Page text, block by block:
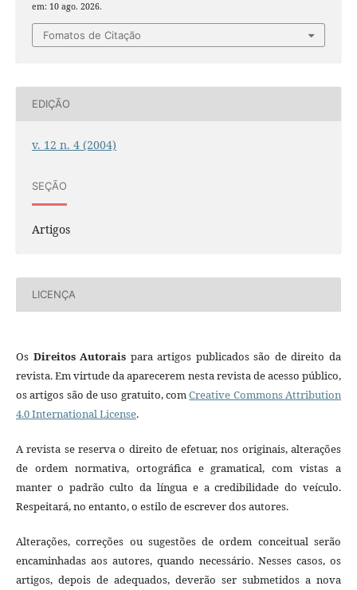
em: 10 ago. 2026.
Fomatos de Citação
EDIÇÃO
v. 12 n. 4 (2004)
SEÇÃO
Artigos
LICENÇA
Os Direitos Autorais para artigos publicados são de direito da
revista. Em virtude da aparecerem nesta revista de acesso público,
os artigos são de uso gratuito, comCreative Commons Attribution
4.0 International License.
A revista se reserva o direito de efetuar, nos originais, alterações
de ordem normativa, ortográfica e gramatical, com vistas a
manter o padrão culto da língua e a credibilidade do veículo.
Respeitará, no entanto, o estilo de escrever dos autores.
Alterações, correções ou sugestões de ordem conceitual serão
encaminhadas aos autores, quando necessário. Nesses casos, os
artigos, depois de adequados, deverão ser submetidos a nova